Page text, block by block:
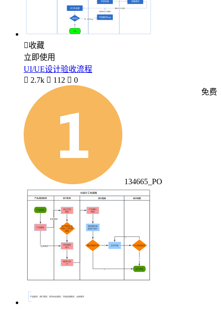
收藏
立即使用
UI/UE设计验收流程
 2.7k  112  0
134665_PO
免费